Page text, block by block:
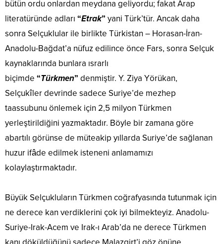
bütün ordu onlardan meydana geliyordu; fakat Arap
literatüründe adları “Etrak” yani Türk’tür. Ancak daha
sonra Selçuklular ile birlikte Türkistan – Horasan-İran-
Anadolu-Bağdat’a nüfuz edilince önce Fars, sonra Selçuk
kaynaklarında bunlara ısrarlı
biçimde “Türkmen” denmiştir. Y. Ziya Yörükan,
Selçukîler devrinde sadece Suriye’de mezhep
taassubunu önlemek için 2,5 milyon Türkmen
yerleştirildiğini yazmaktadır. Böyle bir zamana göre
abartılı görünse de müteakip yıllarda Suriye’de sağlanan
huzur ifâde edilmek isteneni anlamamızı
kolaylaştırmaktadır.
Büyük Selçukluların Türkmen coğrafyasında tutunmak için
ne derece kan verdiklerini çok iyi bilmekteyiz. Anadolu-
Suriye-Irak-Acem ve Irak-ı Arab’da ne derece Türkmen